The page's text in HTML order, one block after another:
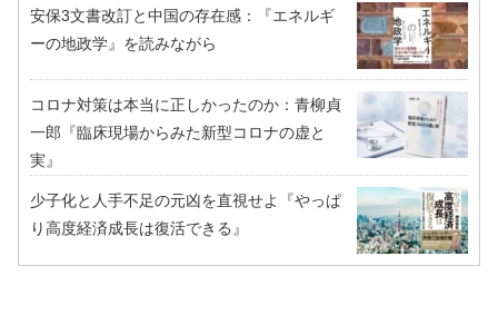
安保3文書改訂と中国の存在感：『エネルギ
ーの地政学』を読みながら
コロナ対策は本当に正しかったのか：青柳貞
一郎『臨床現場からみた新型コロナの虚と
実』
少子化と人手不足の元凶を直視せよ『やっぱ
り高度経済成長は復活できる』